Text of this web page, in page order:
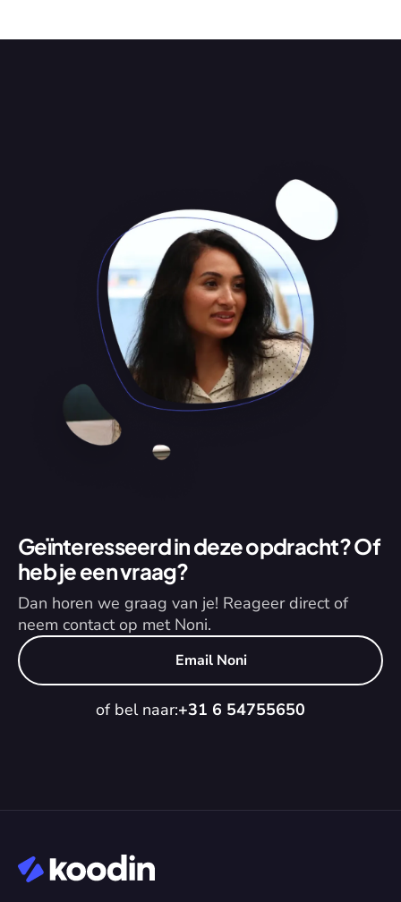
Geïnteresseerd in deze opdracht? Of
heb je een vraag?
Dan horen we graag van je! Reageer direct of
neem contact op met Noni.
Email Noni
of bel naar:+31 6 54755650